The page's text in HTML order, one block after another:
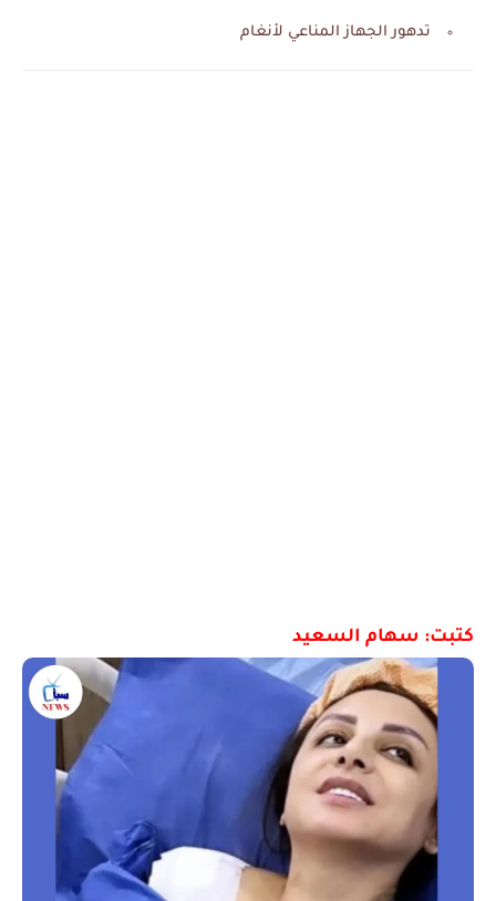
تدهور الجهاز المناعي لأنغام
كتبت: سهام السعيد